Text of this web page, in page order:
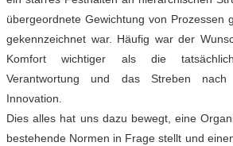
übergeordnete Gewichtung von Prozessen
gekennzeichnet war. Häufig war der
Komfort wichtiger als die
Verantwortung und das Streben
Innovation.
Dies alles hat uns dazu bewegt, eine
bestehende Normen in Frage stellt und